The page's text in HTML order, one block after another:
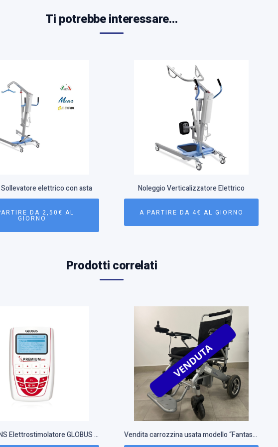
Ti potrebbe interessare…
elettrico con asta
DA 2,50€ AL
GIORNO
Noleggio Verticalizzatore Elettrico
A PARTIRE DA 4€ AL GIORNO
Prodotti correlati
Vendita TENS Elettrostimolatore GLOBUS Premium 400 Vendita carrozzina usata modello “Fantastica” 3